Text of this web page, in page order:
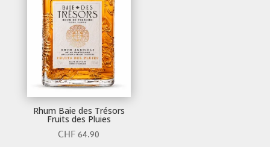
Rhum Baie des Trésors
Fruits des Pluies
CHF64.90